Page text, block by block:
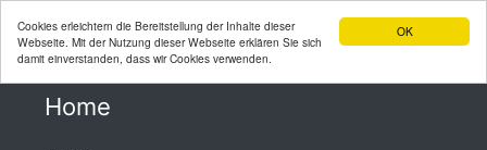
OK
Cookies erleichtern die Bereitstellung der Inhalte dieser
Webseite. Mit der Nutzung dieser Webseite erklären Sie sich
damit einverstanden, dass wir Cookies verwenden.
Home